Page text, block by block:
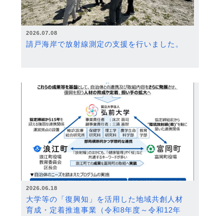
2026.07.08
請戸海岸で放射線測定の支援を行いました。
2026.06.18
大学等の「復興知」を活用した地域共創人材
育成・定着推進事業（令和8年度～令和12年